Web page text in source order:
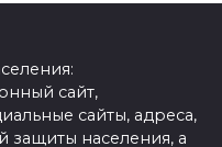
сайт,
сайты, адреса,
защиты населения, а